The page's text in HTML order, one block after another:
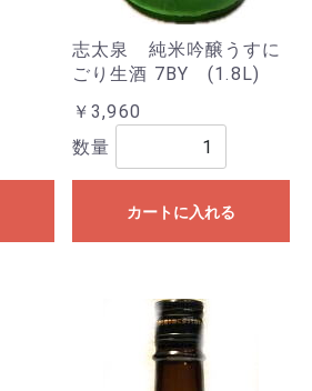
志太泉 純米吟醸うすに
ごり生酒 7BY (1.8L)
￥3,960
数量
カートに入れる